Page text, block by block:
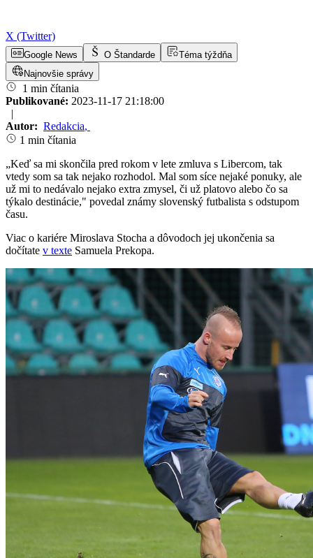
X (Twitter)
Google News O Štandarde
Téma týždňa
Najnovšie správy
1 min čítania
Publikované: 2023-11-17 21:18:00
|
Autor: Redakcia,
1 min čítania
„Keď sa mi skončila pred rokom v lete zmluva s Libercom, tak
vtedy som sa tak nejako rozhodol. Mal som síce nejaké ponuky, ale
už mi to nedávalo nejako extra zmysel, či už platovo alebo čo sa
týkalo destinácie," povedal známy slovenský futbalista s odstupom
času.
Viac o kariére Miroslava Stocha a dôvodoch jej ukončenia sa
dočítate v texte Samuela Prekopa.